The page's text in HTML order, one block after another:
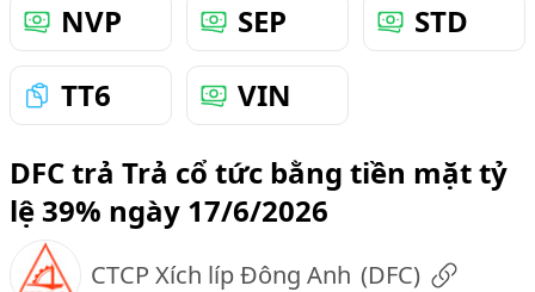
NVP
SEP
STD
TT6
VIN
DFC trả Trả cổ tức bằng tiền mặt tỷ
lệ 39% ngày 17/6/2026
CTCP Xích líp Đông Anh (DFC)